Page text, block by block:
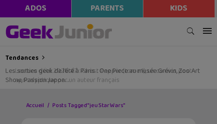
ADOS PARENTS KIDS
Tendances
Les sorties geek de l’été à Paris : One Piece au musée Grévin, Zoo Art
Show, Passion Japon…
Accueil Posts Tagged "jeu Star Wars"